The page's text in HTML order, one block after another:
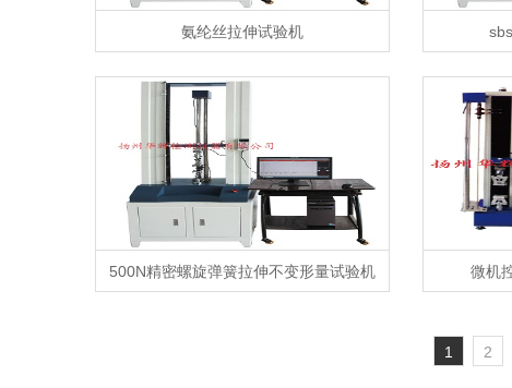
氨纶丝拉伸试验机
500N精密螺旋弹簧拉伸不变形量试验机 微机
1 2